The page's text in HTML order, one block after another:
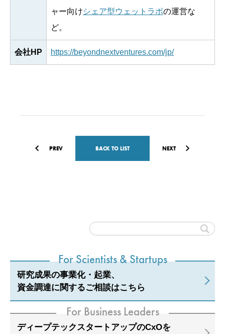
ャー向けシェア型ウェットラボの運営な
ど。
会社HP https://beyondnextventures.com/jp/
PREV BACK TO LIST NEXT
For Scientists & Startups
研究成果の事業化・起業、
資金調達に関するご相談はこちら
For Business Leaders
ディープテックスタートアップのCxOを